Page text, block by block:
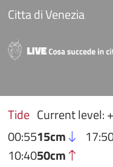
Skip to main content
Citta di Venezia
Tide Current level:
00:5515cm
10:4050cm